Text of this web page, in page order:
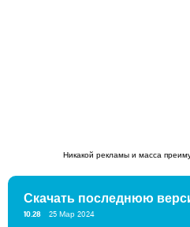
Никакой рекламы и масса
Скачать последнюю
10.28 25 Мар 2024